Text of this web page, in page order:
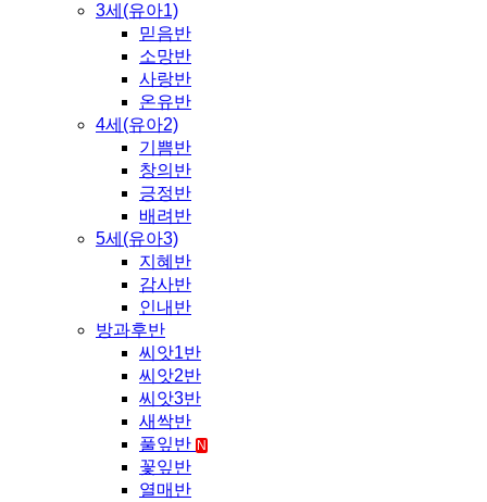
3세(유아1)
믿음반
소망반
사랑반
온유반
4세(유아2)
기쁨반
창의반
긍정반
배려반
5세(유아3)
지혜반
감사반
인내반
방과후반
씨앗1반
씨앗2반
씨앗3반
새싹반
풀잎반 N
꽃잎반
열매반